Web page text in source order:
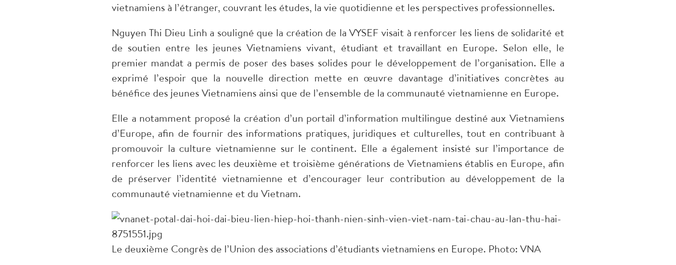
vietnamiens à l’étranger, couvrant les études, la vie quotidienne et les perspectives professionnelles.
Nguyen Thi Dieu Linh a souligné que la création de la VYSEF visait à renforcer les liens de solidarité et
de soutien entre les jeunes Vietnamiens vivant, étudiant et travaillant en Europe. Selon elle, le
premier mandat a permis de poser des bases solides pour le développement de l’organisation. Elle a
exprimé l’espoir que la nouvelle direction mette en œuvre davantage d’initiatives concrètes au
bénéfice des jeunes Vietnamiens ainsi que de l’ensemble de la communauté vietnamienne en Europe.
Elle a notamment proposé la création d’un portail d’information multilingue destiné aux Vietnamiens
d’Europe, afin de fournir des informations pratiques, juridiques et culturelles, tout en contribuant à
promouvoir la culture vietnamienne sur le continent. Elle a également insisté sur l’importance de
renforcer les liens avec les deuxième et troisième générations de Vietnamiens établis en Europe, afin
de préserver l’identité vietnamienne et d’encourager leur contribution au développement de la
communauté vietnamienne et du Vietnam.
Le deuxième Congrès de l’Union des associations d’étudiants vietnamiens en Europe. Photo: VNA